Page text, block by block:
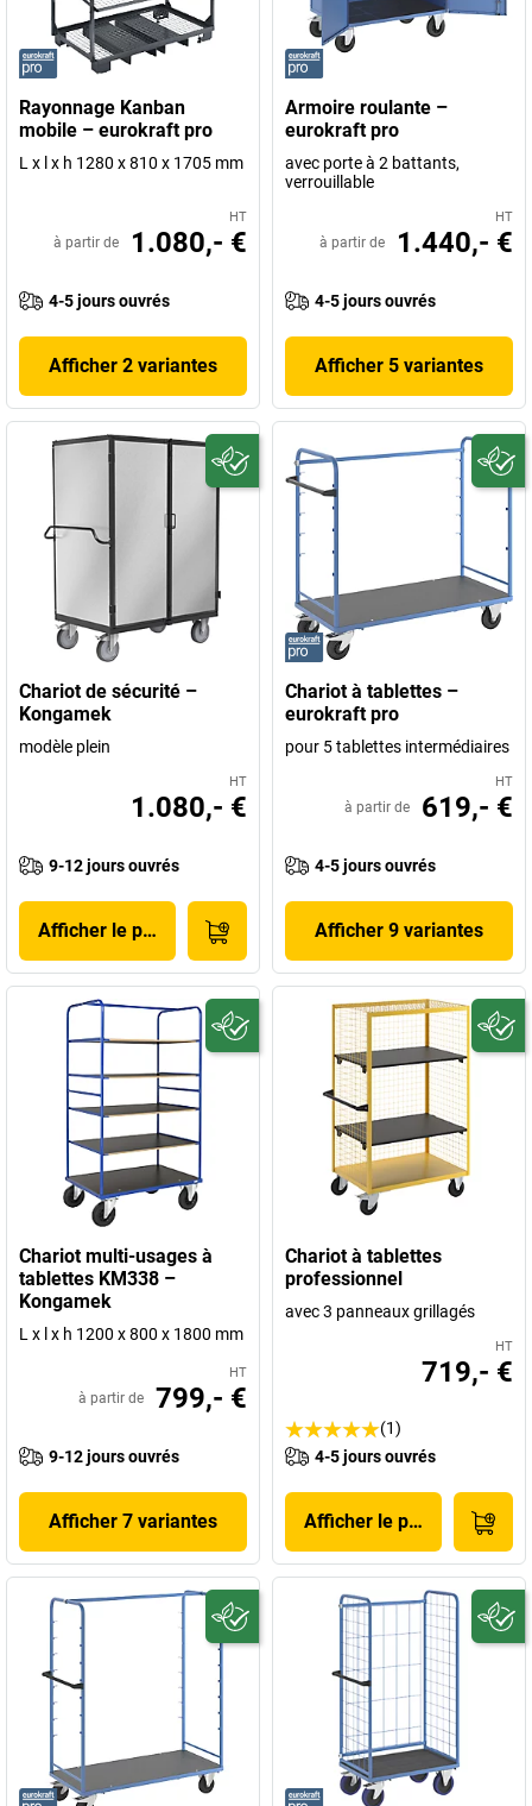
Rayonnage Kanban
mobile – eurokraft pro
L x l x h 1280 x 810 x 1705 mm
HT
à partir de 1.080,- €
4-5 jours ouvrés
Afficher 2 variantes
Armoire roulante –
eurokraft pro
avec porte à 2 battants,
verrouillable
HT
à partir de 1.440,- €
4-5 jours ouvrés
Afficher 5 variantes
Chariot de sécurité –
Kongamek
modèle plein
HT
1.080,- €
9-12 jours ouvrés
Afficher le produit
Chariot à tablettes –
eurokraft pro
pour 5 tablettes intermédiaires
HT
à partir de 619,- €
4-5 jours ouvrés
Afficher 9 variantes
Chariot multi-usages à
tablettes KM338 –
Kongamek
L x l x h 1200 x 800 x 1800 mm
HT
à partir de 799,- €
9-12 jours ouvrés
Afficher 7 variantes
Chariot à tablettes
professionnel
avec 3 panneaux grillagés
HT
719,- €
(1)
4-5 jours ouvrés
Afficher le produit